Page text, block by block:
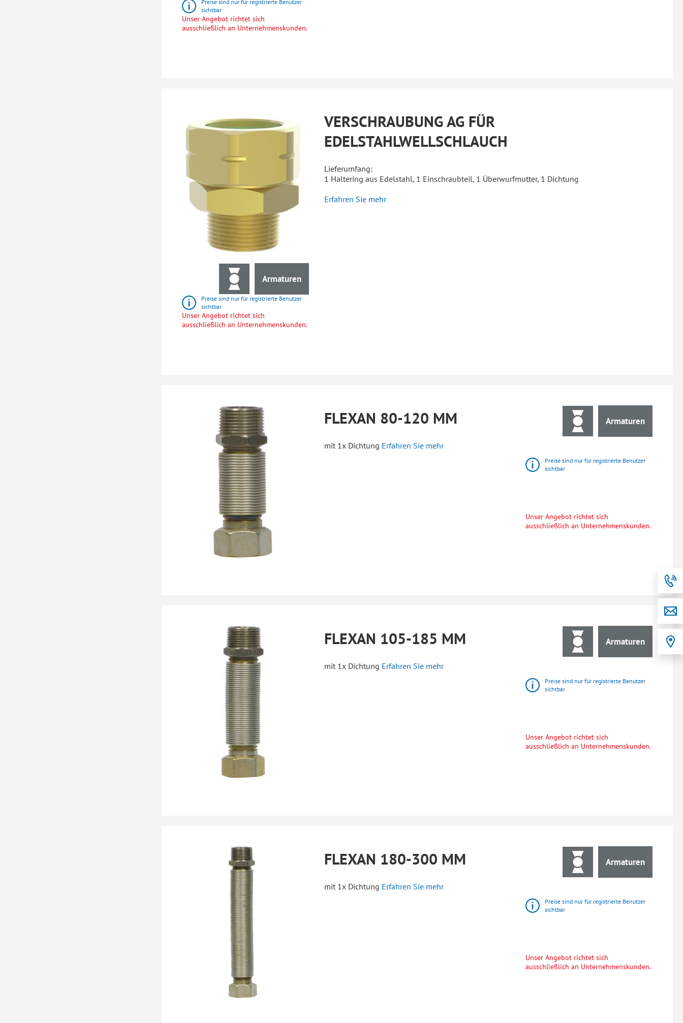
Preise sind nur für registrierte Benutzer
sichtbar
Unser Angebot richtet sich
ausschließlich an Unternehmenskunden.
VERSCHRAUBUNG AG FÜR
EDELSTAHLWELLSCHLAUCH
Lieferumfang:
1 Haltering aus Edelstahl, 1 Einschraubteil, 1 Überwurfmutter, 1 Dichtung
Erfahren Sie mehr
Armaturen
Preise sind nur für registrierte Benutzer
sichtbar
Unser Angebot richtet sich
ausschließlich an Unternehmenskunden.
FLEXAN 80-120 MM
mit 1x Dichtung Erfahren Sie mehr
Armaturen
Preise sind nur für registrierte Benutzer
sichtbar
Unser Angebot richtet sich
ausschließlich an Unternehmenskunden.
FLEXAN 105-185 MM
mit 1x Dichtung Erfahren Sie mehr
Armaturen
Preise sind nur für registrierte Benutzer
sichtbar
Unser Angebot richtet sich
ausschließlich an Unternehmenskunden.
FLEXAN 180-300 MM
mit 1x Dichtung Erfahren Sie mehr
Armaturen
Preise sind nur für registrierte Benutzer
sichtbar
Unser Angebot richtet sich
ausschließlich an Unternehmenskunden.